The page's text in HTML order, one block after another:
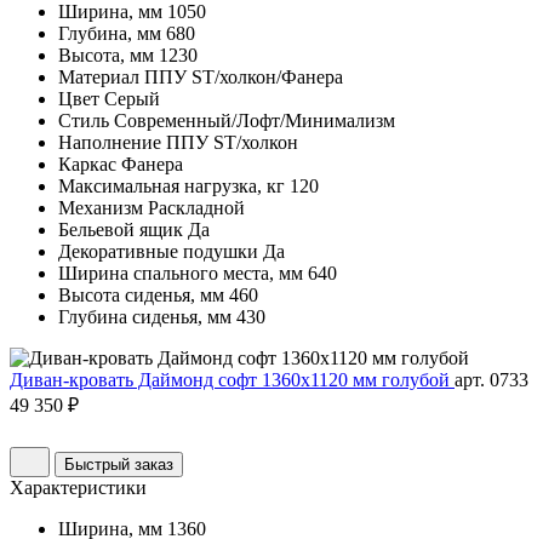
Ширина, мм 1050
Глубина, мм 680
Высота, мм 1230
Материал ППУ ST/холкон/Фанера
Цвет Серый
Стиль Современный/Лофт/Минимализм
Наполнение ППУ ST/холкон
Каркас Фанера
Максимальная нагрузка, кг 120
Механизм Раскладной
Бельевой ящик Да
Декоративные подушки Да
Ширина спального места, мм 640
Высота сиденья, мм 460
Глубина сиденья, мм 430
Диван-кровать Даймонд софт 1360х1120 мм голубой арт. 0733
49 350 ₽
Быстрый заказ
Характеристики
Ширина, мм 1360